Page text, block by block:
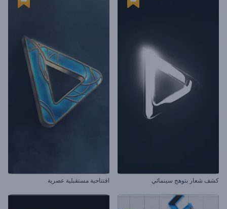
كشف شعار بتوهج سينمائي افتتاحية مستقبلية عصرية